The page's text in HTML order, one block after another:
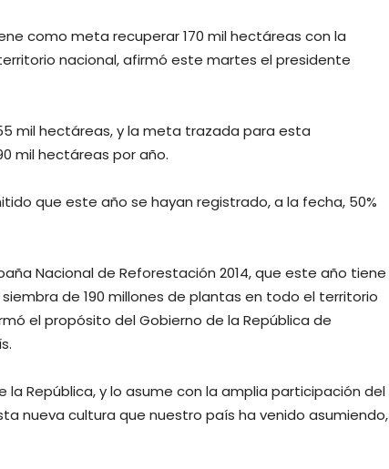
como meta recuperar 170 mil hectáreas con la
nacional, afirmó este martes el presidente
mil hectáreas, y la meta trazada para esta
mil hectáreas por año.
que este año se hayan registrado, a la fecha, 50%
Nacional de Reforestación 2014, que este año tiene
de 190 millones de plantas en todo el territorio
el propósito del Gobierno de la República de
la República, y lo asume con la amplia participación del
nueva cultura que nuestro país ha venido asumiendo,